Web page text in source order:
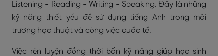
Listening - Reading - Writing - Speaking. Đây là những
kỹ năng thiết yếu để sử dụng tiếng Anh trong môi
trường học thuật và công việc quốc tế.
Việc rèn luyện đồng thời bốn kỹ năng giúp học sinh